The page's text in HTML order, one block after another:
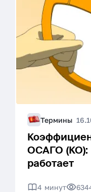
Термины
ОСАГО (КО):
работает
4 минут